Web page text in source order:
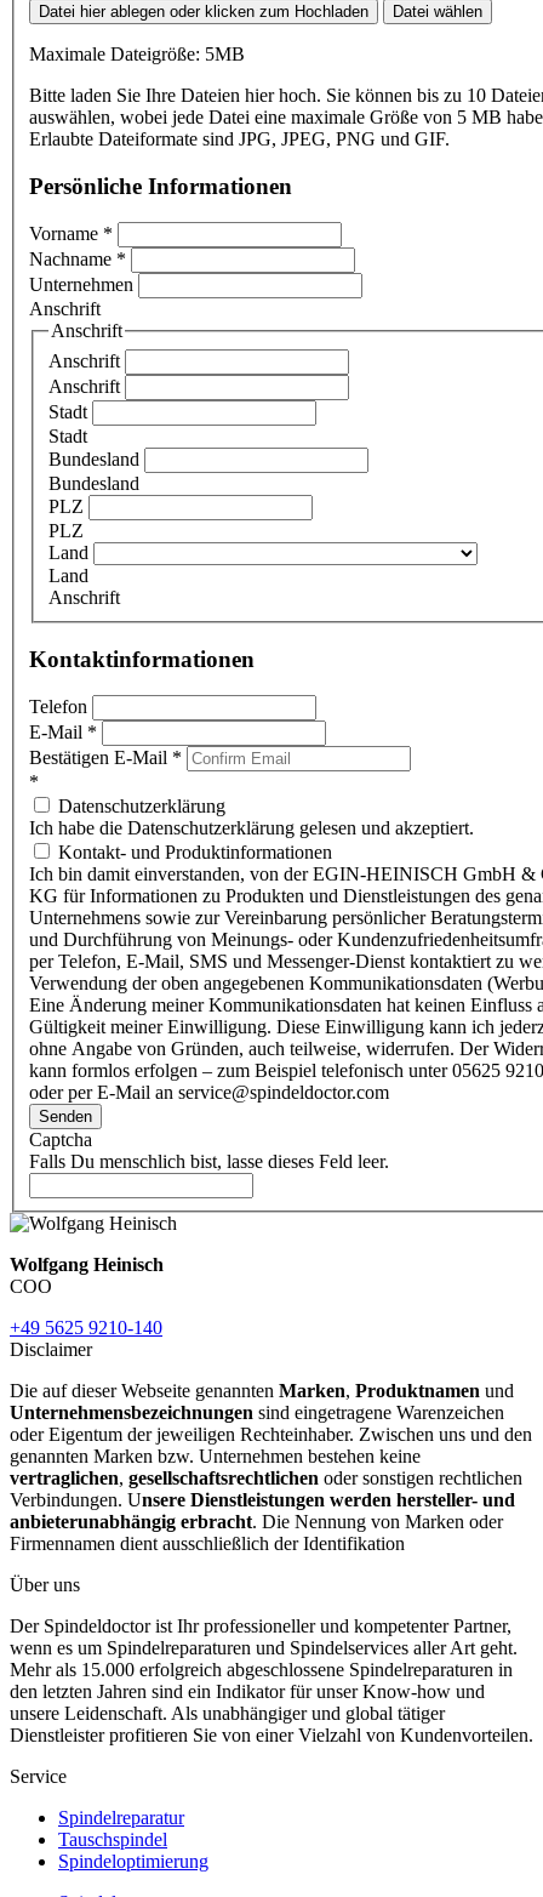
Datei hier ablegen oder klicken zum Hochladen Datei wählen
Maximale Dateigröße: 5MB
Bitte laden Sie Ihre Dateien hier hoch. Sie können bis zu 10
auswählen, wobei jede Datei eine maximale Größe von 5 MB
Erlaubte Dateiformate sind JPG, JPEG, PNG und GIF.
Persönliche Informationen
Vorname *
Nachname *
Unternehmen
Anschrift
Anschrift
Anschrift
Anschrift
Stadt
Stadt
Bundesland
Bundesland
PLZ
PLZ
Land
Land
Anschrift
Kontaktinformationen
Telefon
E-Mail *
Bestätigen E-Mail *
*
Datenschutzerklärung
Ich habe die Datenschutzerklärung gelesen und akzeptiert.
Kontakt- und Produktinformationen
Ich bin damit einverstanden, von der EGIN-HEINISCH GmbH &
KG für Informationen zu Produkten und Dienstleistungen des
Unternehmens sowie zur Vereinbarung persönlicher
und Durchführung von Meinungs- oder
per Telefon, E-Mail, SMS und Messenger-Dienst kontaktiert zu
Verwendung der oben angegebenen Kommunikationsdaten
Eine Änderung meiner Kommunikationsdaten hat keinen Einfluss
Gültigkeit meiner Einwilligung. Diese Einwilligung kann ich
ohne Angabe von Gründen, auch teilweise, widerrufen. Der
kann formlos erfolgen – zum Beispiel telefonisch unter 05625
oder per E-Mail an service@spindeldoctor.com
Senden
Captcha
Falls Du menschlich bist, lasse dieses Feld leer.
Wolfgang Heinisch
COO
+49 5625 9210-140
Disclaimer
Die auf dieser Webseite genannten Marken, Produktnamen und
Unternehmensbezeichnungen sind eingetragene Warenzeichen
oder Eigentum der jeweiligen Rechteinhaber. Zwischen uns und den
genannten Marken bzw. Unternehmen bestehen keine
vertraglichen, gesellschaftsrechtlichen oder sonstigen rechtlichen
Verbindungen. Unsere Dienstleistungen werden hersteller- und
anbieterunabhängig erbracht. Die Nennung von Marken oder
Firmennamen dient ausschließlich der Identifikation
Über uns
Der Spindeldoctor ist Ihr professioneller und kompetenter Partner,
wenn es um Spindelreparaturen und Spindelservices aller Art geht.
Mehr als 15.000 erfolgreich abgeschlossene Spindelreparaturen in
den letzten Jahren sind ein Indikator für unser Know-how und
unsere Leidenschaft. Als unabhängiger und global tätiger
Dienstleister profitieren Sie von einer Vielzahl von Kundenvorteilen.
Service
Spindelreparatur
Tauschspindel
Spindeloptimierung